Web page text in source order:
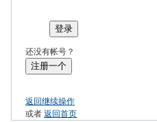
登录
还没有帐号？
注册一个
返回继续操作
或者返回首页